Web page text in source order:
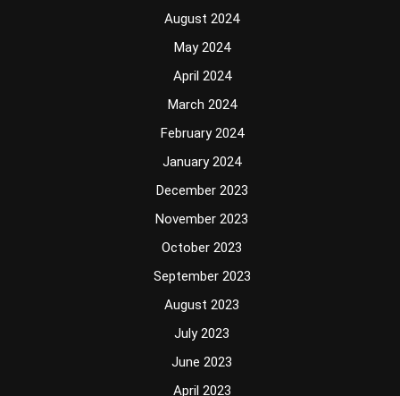
August 2024
May 2024
April 2024
March 2024
February 2024
January 2024
December 2023
November 2023
October 2023
September 2023
August 2023
July 2023
June 2023
April 2023